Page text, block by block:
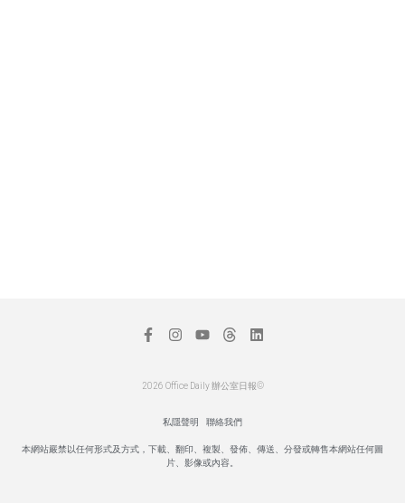
2026 Office Daily 辦公室日報©
私隱聲明 聯絡我們
本網站嚴禁以任何形式及方式，下載、翻印、複製、發佈、傳送、分發或轉售本網站任何圖
片、影像或內容。